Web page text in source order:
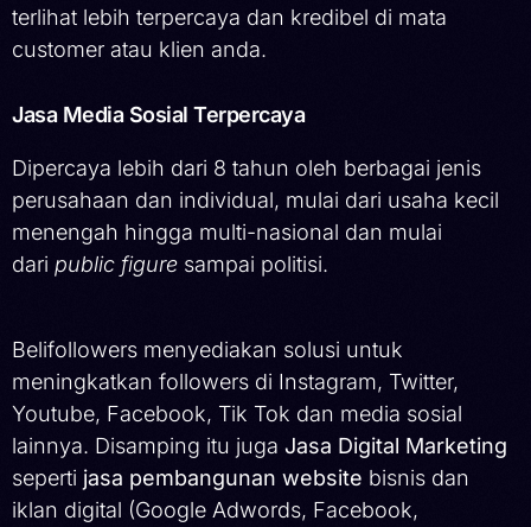
terlihat lebih terpercaya dan kredibel di mata
customer atau klien anda.
Jasa Media Sosial Terpercaya
Dipercaya lebih dari 8 tahun oleh berbagai jenis
perusahaan dan individual, mulai dari usaha kecil
menengah hingga multi-nasional dan mulai
dari public figure sampai politisi.
Belifollowers menyediakan solusi untuk
meningkatkan followers di Instagram, Twitter,
Youtube, Facebook, Tik Tok dan media sosial
lainnya. Disamping itu juga Jasa Digital Marketing
seperti jasa pembangunan website bisnis dan
iklan digital (Google Adwords, Facebook,